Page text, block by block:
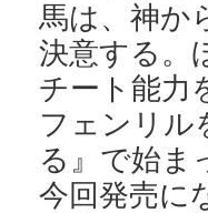
馬は、神か
決意する。
チート能力
フェンリル
る』で始ま
今回発売に